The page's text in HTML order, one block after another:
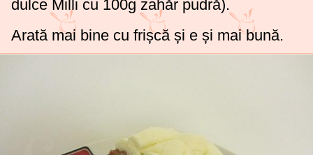
dulce Milli cu 100g zahăr pudră).
Arată mai bine cu frișcă și e și mai bună.